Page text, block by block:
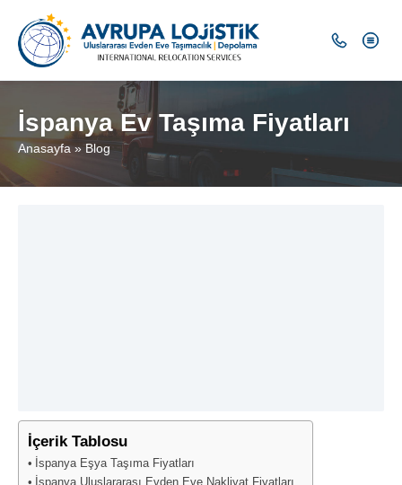
İspanya Ev Taşıma Fiyatları
Anasayfa » Blog
İçerik Tablosu
İspanya Eşya Taşıma Fiyatları
İspanya Uluslararası Evden Eve Nakliyat Fiyatları